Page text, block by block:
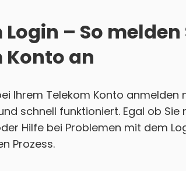
– So
Konto an
Ihrem Telekom Konto
schnell funktioniert. Egal ob
Hilfe bei Problemen mit dem
Prozess.